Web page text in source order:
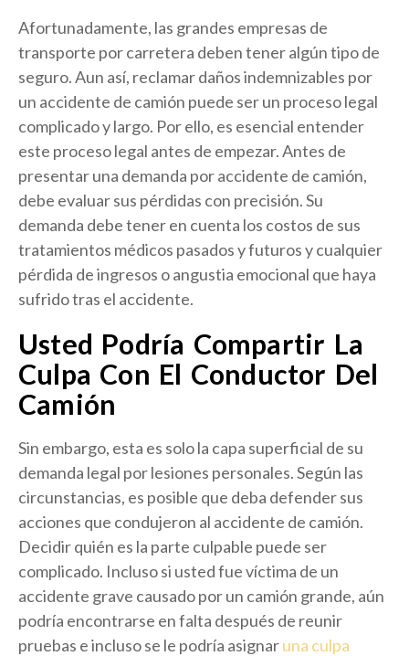
Afortunadamente, las grandes empresas de
transporte por carretera deben tener algún tipo de
seguro. Aun así, reclamar daños indemnizables por
un accidente de camión puede ser un proceso legal
complicado y largo. Por ello, es esencial entender
este proceso legal antes de empezar. Antes de
presentar una demanda por accidente de camión,
debe evaluar sus pérdidas con precisión. Su
demanda debe tener en cuenta los costos de sus
tratamientos médicos pasados y futuros y cualquier
pérdida de ingresos o angustia emocional que haya
sufrido tras el accidente.
Usted Podría Compartir La
Culpa Con El Conductor Del
Camión
Sin embargo, esta es solo la capa superficial de su
demanda legal por lesiones personales. Según las
circunstancias, es posible que deba defender sus
acciones que condujeron al accidente de camión.
Decidir quién es la parte culpable puede ser
complicado. Incluso si usted fue víctima de un
accidente grave causado por un camión grande, aún
podría encontrarse en falta después de reunir
pruebas e incluso se le podría asignaruna culpa